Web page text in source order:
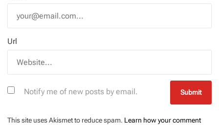
Url
Notify me of new posts by email.
This site uses Akismet to reduce spam. Learn how your comment